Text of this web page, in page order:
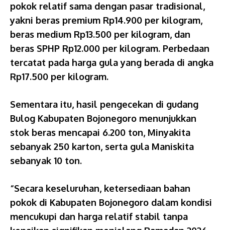
pokok relatif sama dengan pasar tradisional,
yakni beras premium Rp14.900 per kilogram,
beras medium Rp13.500 per kilogram, dan
beras SPHP Rp12.000 per kilogram. Perbedaan
tercatat pada harga gula yang berada di angka
Rp17.500 per kilogram.
Sementara itu, hasil pengecekan di gudang
Bulog Kabupaten Bojonegoro menunjukkan
stok beras mencapai 6.200 ton, Minyakita
sebanyak 250 karton, serta gula Maniskita
sebanyak 10 ton.
“Secara keseluruhan, ketersediaan bahan
pokok di Kabupaten Bojonegoro dalam kondisi
mencukupi dan harga relatif stabil tanpa